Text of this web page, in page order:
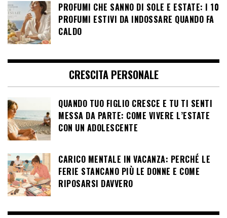
PROFUMI CHE SANNO DI SOLE E ESTATE: I 10
PROFUMI ESTIVI DA INDOSSARE QUANDO FA
CALDO
CRESCITA PERSONALE
QUANDO TUO FIGLIO CRESCE E TU TI SENTI
MESSA DA PARTE: COME VIVERE L’ESTATE
CON UN ADOLESCENTE
CARICO MENTALE IN VACANZA: PERCHÉ LE
FERIE STANCANO PIÙ LE DONNE E COME
RIPOSARSI DAVVERO